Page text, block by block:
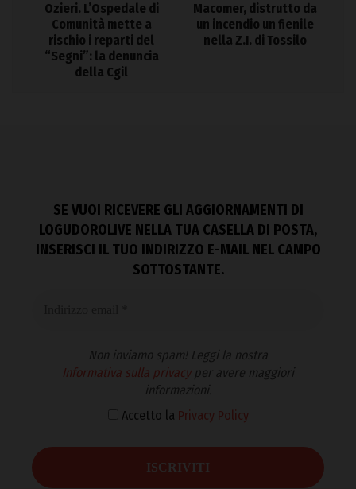
Ozieri. L’Ospedale di
Comunità mette a
rischio i reparti del
“Segni”: la denuncia
della Cgil
Macomer, distrutto da
un incendio un fienile
nella Z.I. di Tossilo
SE VUOI RICEVERE GLI AGGIORNAMENTI DI
LOGUDOROLIVE NELLA TUA CASELLA DI POSTA,
INSERISCI IL TUO INDIRIZZO E-MAIL NEL CAMPO
SOTTOSTANTE.
Non inviamo spam! Leggi la nostra
Informativa sulla privacyper avere maggiori
informazioni.
Accetto la Privacy Policy